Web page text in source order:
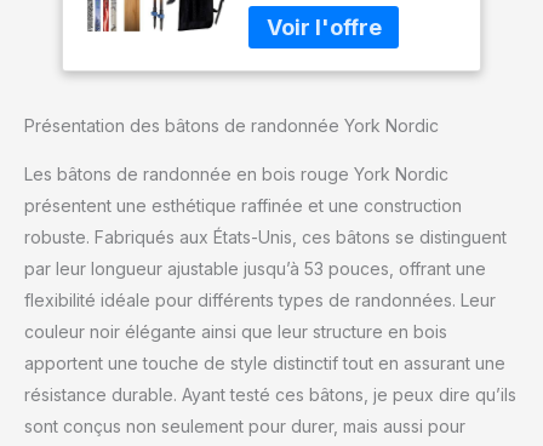
en bois rouge –
Fabriqué aux États-
Unis avec verrous à
amovibles et sac de
Présentation des bâtons de randonnée York Nordic
Les bâtons de randonnée en bois rouge York Nordic
présentent une esthétique raffinée et une construction
robuste. Fabriqués aux États-Unis, ces bâtons se distinguent
par leur longueur ajustable jusqu’à 53 pouces, offrant une
flexibilité idéale pour différents types de randonnées. Leur
couleur noir élégante ainsi que leur structure en bois
apportent une touche de style distinctif tout en assurant une
résistance durable. Ayant testé ces bâtons, je peux dire qu’ils
sont conçus non seulement pour durer, mais aussi pour